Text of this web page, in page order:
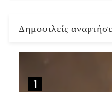
Δημοφιλείς
1